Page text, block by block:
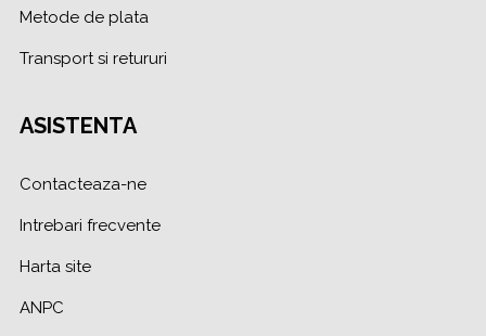
Metode de plata
Transport si retururi
ASISTENTA
Contacteaza-ne
Intrebari frecvente
Harta site
ANPC